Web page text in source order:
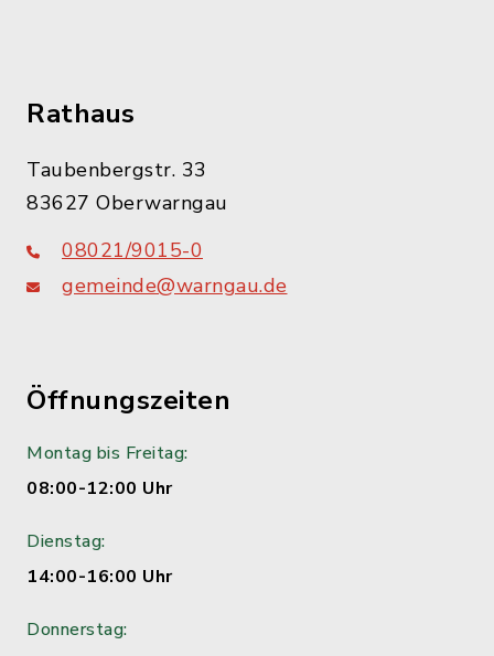
Rathaus
Taubenbergstr. 33
83627 Oberwarngau
08021/9015-0
gemeinde@warngau.de
Öffnungszeiten
Montag bis Freitag:
08:00-12:00 Uhr
Dienstag:
14:00-16:00 Uhr
Donnerstag: